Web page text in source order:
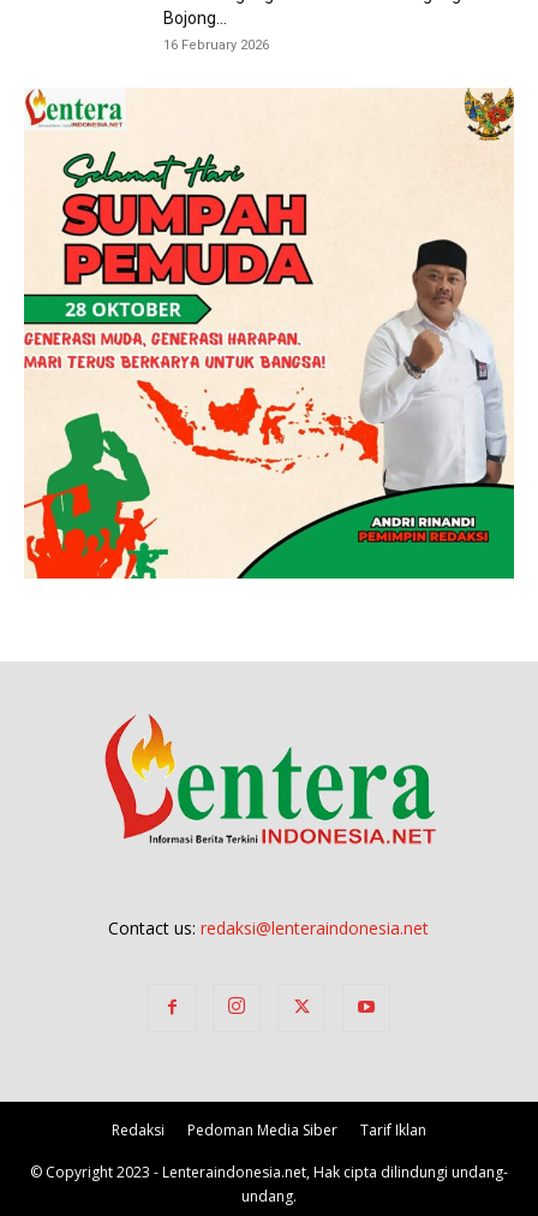
Bojong...
16 February 2026
Contact us:redaksi@lenteraindonesia.net
Redaksi Pedoman Media Siber Tarif Iklan
© Copyright 2023 - Lenteraindonesia.net, Hak cipta dilindungi undang-
undang.